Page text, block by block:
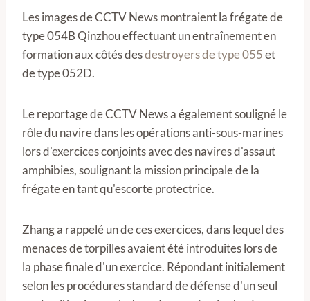
Les images de CCTV News montraient la frégate de
type 054B Qinzhou effectuant un entraînement en
formation aux côtés desdestroyers de type 055et
de type 052D.
Le reportage de CCTV News a également souligné le
rôle du navire dans les opérations anti-sous-marines
lors d'exercices conjoints avec des navires d'assaut
amphibies, soulignant la mission principale de la
frégate en tant qu'escorte protectrice.
Zhang a rappelé un de ces exercices, dans lequel des
menaces de torpilles avaient été introduites lors de
la phase finale d'un exercice. Répondant initialement
selon les procédures standard de défense d'un seul